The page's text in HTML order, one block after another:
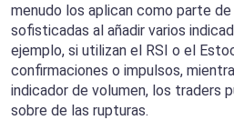
menudo los aplican como parte
sofisticadas al añadir varios
ejemplo, si utilizan el RSI o el
confirmaciones o impulsos,
indicador de volumen, los traders
sobre de las rupturas.